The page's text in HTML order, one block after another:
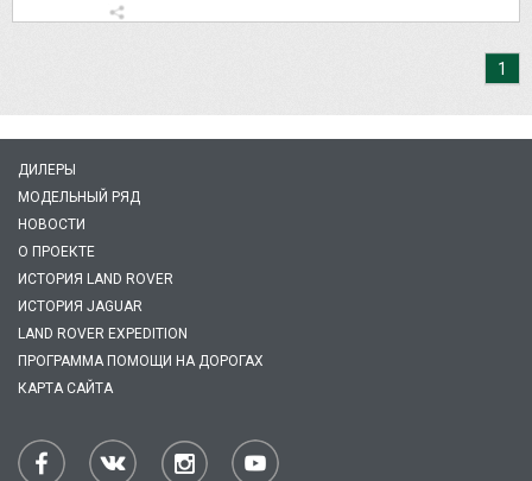
1
ДИЛЕРЫ
МОДЕЛЬНЫЙ РЯД
НОВОСТИ
О ПРОЕКТЕ
ИСТОРИЯ LAND ROVER
ИСТОРИЯ JAGUAR
LAND ROVER EXPEDITION
ПРОГРАММА ПОМОЩИ НА ДОРОГАХ
КАРТА САЙТА